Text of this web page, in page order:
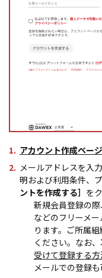
アカウント作成ページ
メールアドレスを入
明および利用条件、
ントを作成する］ を
新規会員登録の
などのフリーメ
ります。ご所属
ください。なお
受けて登録する方
メールでの登録も